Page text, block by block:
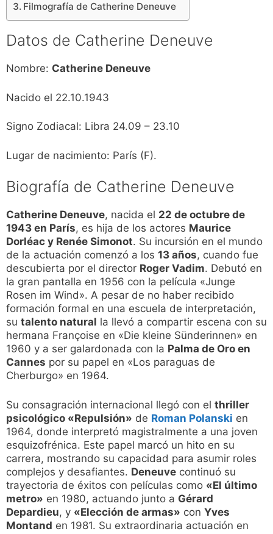
Filmografía de Catherine Deneuve
Datos de Catherine Deneuve
Nombre: Catherine Deneuve
Nacido el 22.10.1943
Signo Zodiacal: Libra 24.09 – 23.10
Lugar de nacimiento: París (F).
Biografía de Catherine Deneuve
Catherine Deneuve, nacida el 22 de octubre de
1943 en París, es hija de los actores Maurice
Dorléac y Renée Simonot. Su incursión en el mundo
de la actuación comenzó a los 13 años, cuando fue
descubierta por el director Roger Vadim. Debutó en
la gran pantalla en 1956 con la película «Junge
Rosen im Wind». A pesar de no haber recibido
formación formal en una escuela de interpretación,
su talento natural la llevó a compartir escena con su
hermana Françoise en «Die kleine Sünderinnen» en
1960 y a ser galardonada con la Palma de Oro en
Cannes por su papel en «Los paraguas de
Cherburgo» en 1964.
Su consagración internacional llegó con el thriller
psicológico «Repulsión» de Roman Polanski en
1964, donde interpretó magistralmente a una joven
esquizofrénica. Este papel marcó un hito en su
carrera, mostrando su capacidad para asumir roles
complejos y desafiantes. Deneuve continuó su
trayectoria de éxitos con películas como «El último
metro» en 1980, actuando junto a Gérard
Depardieu, y «Elección de armas» con Yves
Montand en 1981. Su extraordinaria actuación en